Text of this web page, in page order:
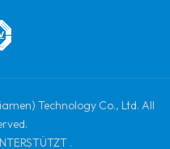
Technology Co., Ltd. All
.